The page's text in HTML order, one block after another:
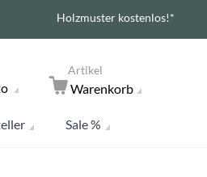
Holzmuster kostenlos!*
Artikel
Warenkorb
Sale %